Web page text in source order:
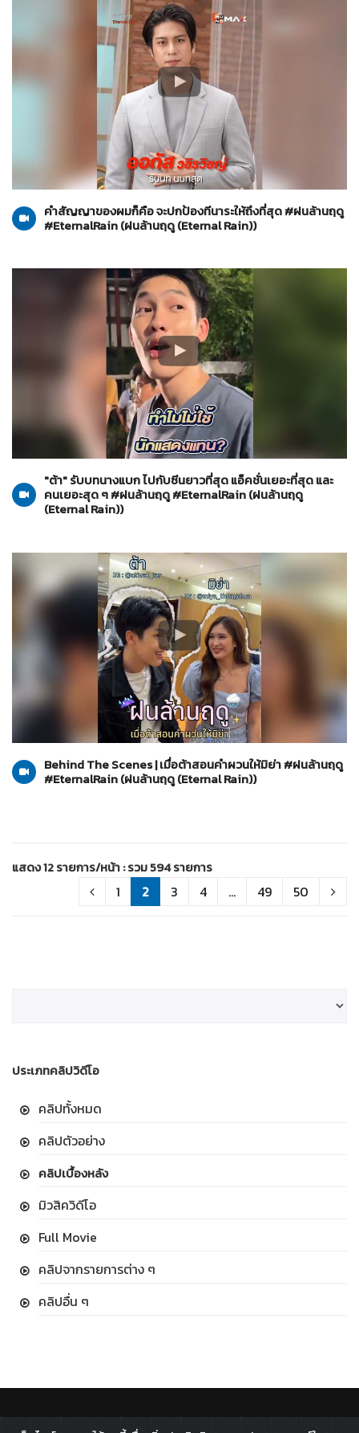
18-06-2569
ฝนล้านฤดู (Eternal Rain)
คำสัญญาของผมก็คือ จะปกป้องทีนาระให้ถึงที่สุด #ฝนล้านฤดู
#EternalRain (ฝนล้านฤดู (Eternal Rain))
18-06-2569
ฝนล้านฤดู (Eternal Rain)
"ต้า" รับบทนางแบก ไปกับซีนยาวที่สุด แอ็คชั่นเยอะที่สุด และ
คนเยอะสุด ๆ #ฝนล้านฤดู #EternalRain (ฝนล้านฤดู
(Eternal Rain))
17-06-2569
ฝนล้านฤดู (Eternal Rain)
Behind The Scenes | เมื่อต้าสอนคำผวนให้มิย่า #ฝนล้านฤดู
#EternalRain (ฝนล้านฤดู (Eternal Rain))
แสดง 12 รายการ/หน้า : รวม 594 รายการ
1 2 3 4 ... 49 50
ประเภทคลิปวิดีโอ
คลิปทั้งหมด
คลิปตัวอย่าง
คลิปเบื้องหลัง
มิวสิควิดีโอ
Full Movie
คลิปจากรายการต่าง ๆ
คลิปอื่น ๆ